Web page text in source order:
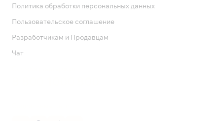
Политика обработки персональных данных
Пользовательское соглашение
Разработчикам и Продавцам
Чат